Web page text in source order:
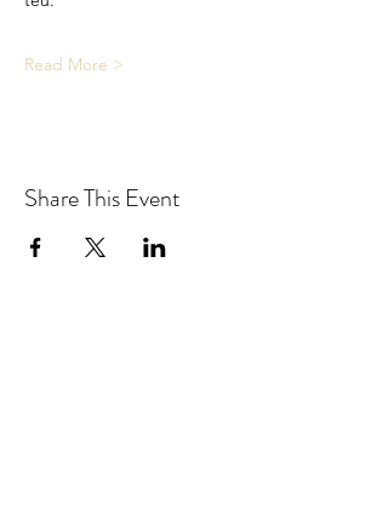
Read More >
Share This Event